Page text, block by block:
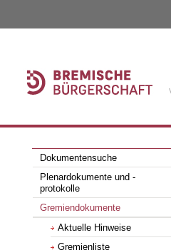
Dokumentensuche
Plenardokumente und -
protokolle
Gremiendokumente
Aktuelle Hinweise
Gremienliste